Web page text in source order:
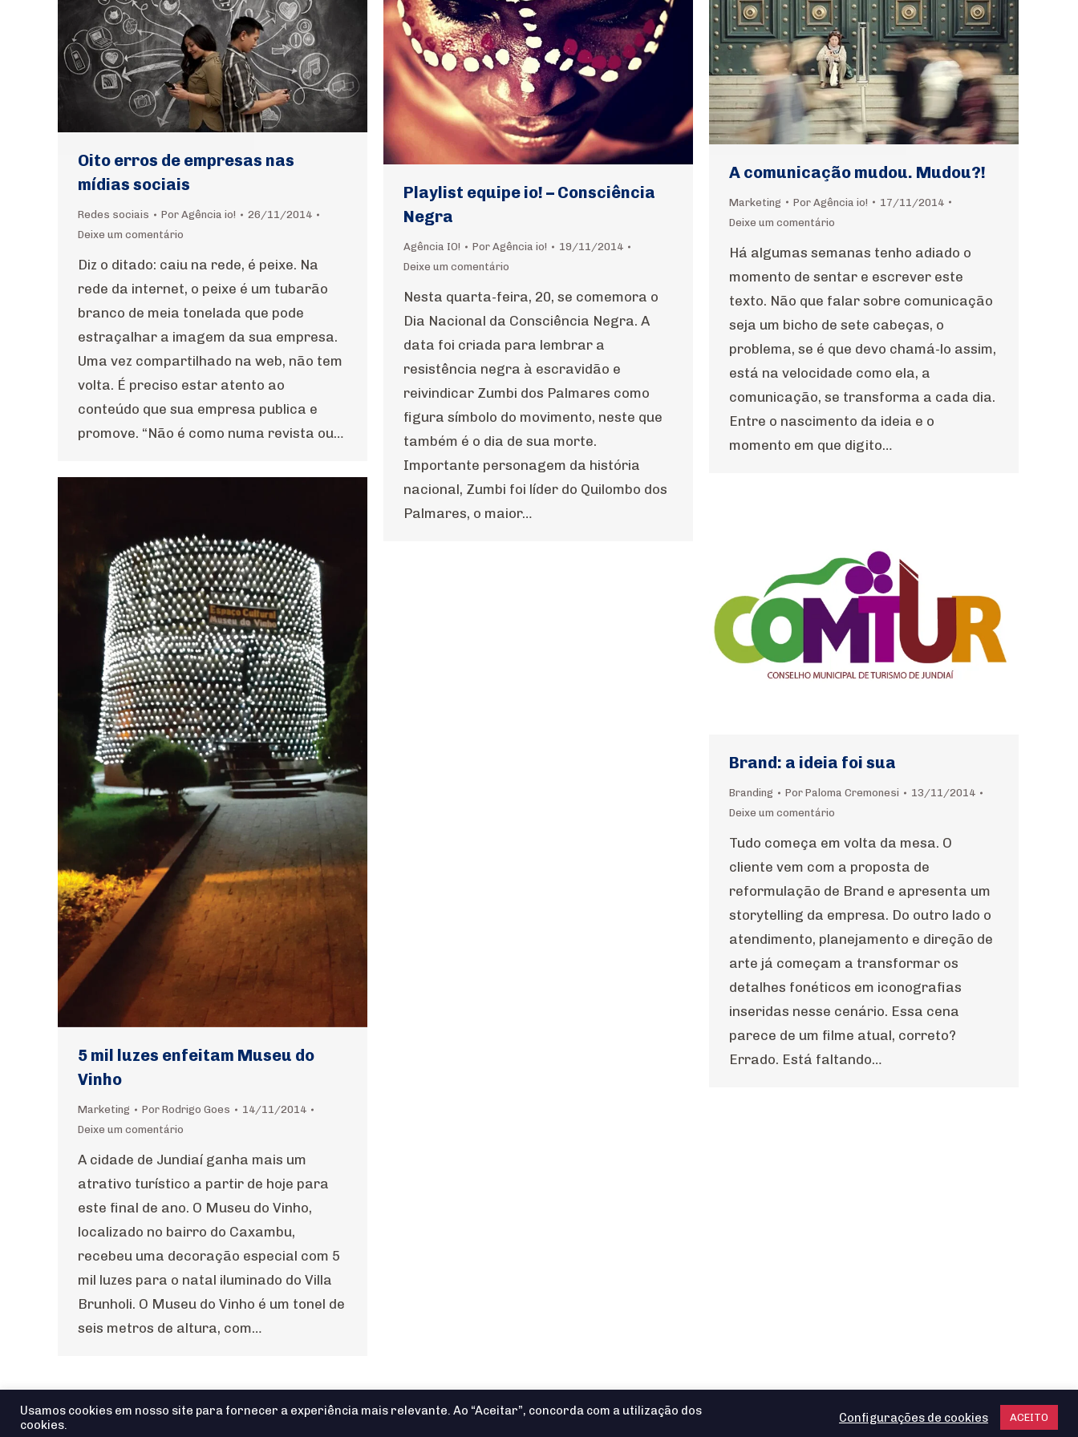
Oito erros de empresas nas
mídias sociais
Redes sociais Por Agência io!
26/11/2014
Deixe um comentário
Diz o ditado: caiu na rede, é peixe. Na
rede da internet, o peixe é um tubarão
branco de meia tonelada que pode
estraçalhar a imagem da sua empresa.
Uma vez compartilhado na web, não tem
volta. É preciso estar atento ao
conteúdo que sua empresa publica e
promove. “Não é como numa revista ou…
Playlist equipe io! – Consciência
Negra
Agência IO! Por Agência io!
19/11/2014
Deixe um comentário
Nesta quarta-feira, 20, se comemora o
Dia Nacional da Consciência Negra. A
data foi criada para lembrar a
resistência negra à escravidão e
reivindicar Zumbi dos Palmares como
figura símbolo do movimento, neste que
também é o dia de sua morte.
Importante personagem da história
nacional, Zumbi foi líder do Quilombo dos
Palmares, o maior…
A comunicação mudou. Mudou?!
Marketing Por Agência io!
17/11/2014
Deixe um comentário
Há algumas semanas tenho adiado o
momento de sentar e escrever este
texto. Não que falar sobre comunicação
seja um bicho de sete cabeças, o
problema, se é que devo chamá-lo assim,
está na velocidade como ela, a
comunicação, se transforma a cada dia.
Entre o nascimento da ideia e o
momento em que digito…
5 mil luzes enfeitam Museu do
Vinho
Marketing Por Rodrigo Goes
14/11/2014
Deixe um comentário
A cidade de Jundiaí ganha mais um
atrativo turístico a partir de hoje para
este final de ano. O Museu do Vinho,
localizado no bairro do Caxambu,
recebeu uma decoração especial com 5
mil luzes para o natal iluminado do Villa
Brunholi. O Museu do Vinho é um tonel de
seis metros de altura, com…
Brand: a ideia foi sua
Branding Por Paloma Cremonesi
13/11/2014
Deixe um comentário
Tudo começa em volta da mesa. O
cliente vem com a proposta de
reformulação de Brand e apresenta um
storytelling da empresa. Do outro lado o
atendimento, planejamento e direção de
arte já começam a transformar os
detalhes fonéticos em iconografias
inseridas nesse cenário. Essa cena
parece de um filme atual, correto?
Errado. Está faltando…
Agência io! © 2025 - Todos os Direitos reservados
Usamos cookies em nosso site para fornecer a experiência mais relevante. Ao “Aceitar”, concorda com a utilização dos
cookies.
Configurações de cookies ACEITO